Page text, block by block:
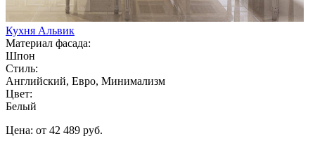
Кухня Альвик
Материал фасада:
Шпон
Стиль:
Английский, Евро, Минимализм
Цвет:
Белый
Цена: от 42 489 руб.